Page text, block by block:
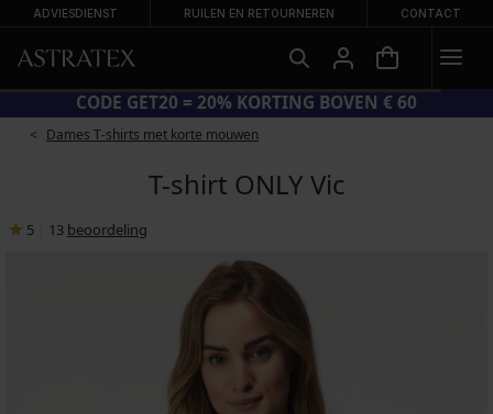
ADVIESDIENST RUILEN EN RETOURNEREN CONTACT
CODE GET20 = 20% KORTING BOVEN € 60
Dames T-shirts met korte mouwen
T-shirt ONLY Vic
5 13 beoordeling